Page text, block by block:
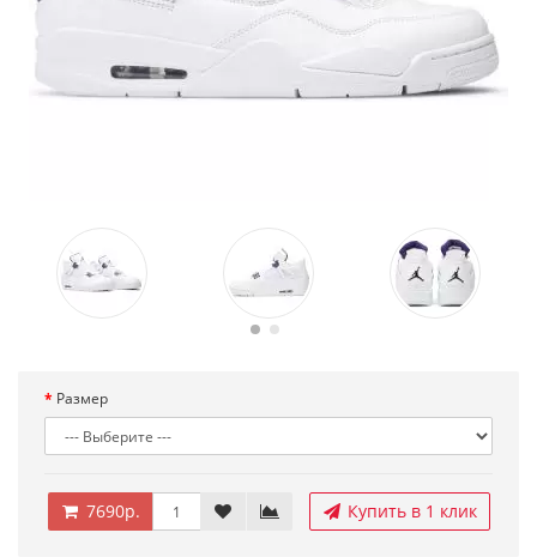
Размер
7690р. Купить в 1 клик